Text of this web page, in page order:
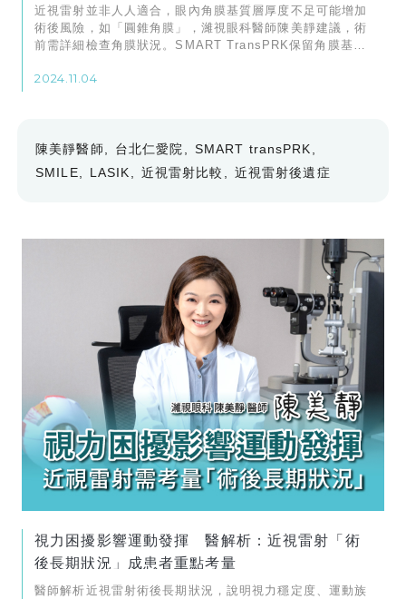
近視雷射並非人人適合，眼內角膜基質層厚度不足可能增加
術後風險，如「圓錐角膜」，濰視眼科醫師陳美靜建議，術
前需詳細檢查角膜狀況。SMART TransPRK保留角膜基質
2024.11.04
陳美靜醫師 台北仁愛院
SMART transPRK
SMILE
LASIK 近視雷射比較 近視雷射後遺症
視力困擾影響運動發揮 醫解析：近視雷射「術
後長期狀況」成患者重點考量
醫師解析近視雷射術後長期狀況，說明視力穩定度、運動族